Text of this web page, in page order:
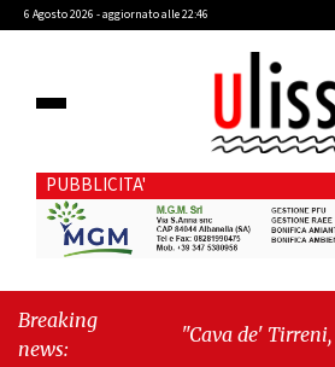
6 Agosto 2026 - aggiornato alle 22:46
PUBBLICITA'
Breaking
news:
"Cava de' Tirreni, il